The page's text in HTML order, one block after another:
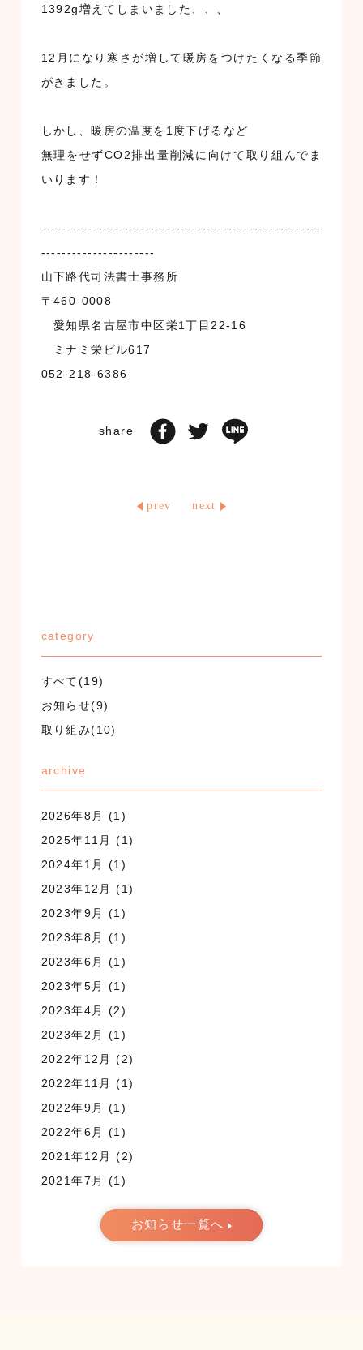
1392g増えてしまいました、、、
12月になり寒さが増して暖房をつけたくなる季節
がきました。
しかし、暖房の温度を1度下げるなど
無理をせずCO2排出量削減に向けて取り組んでま
いります！
------------------------------------------------------
----------------------
山下路代司法書士事務所
〒460-0008
愛知県名古屋市中区栄1丁目22-16
ミナミ栄ビル617
052-218-6386
share
prev next
category
すべて(19)
お知らせ(9)
取り組み(10)
archive
2026年8月
(1)
2025年11月
(1)
2024年1月
(1)
2023年12月
(1)
2023年9月
(1)
2023年8月
(1)
2023年6月
(1)
2023年5月
(1)
2023年4月
(2)
2023年2月
(1)
2022年12月
(2)
2022年11月
(1)
2022年9月
(1)
2022年6月
(1)
2021年12月
(2)
2021年7月
(1)
お知らせ一覧へ